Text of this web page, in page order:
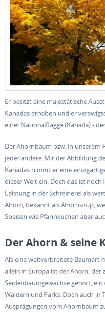
Er besitzt eine majestätische
Kanadas erhoben und er
einer Nationalflagge (Kanada) -
Der Ahornbaum bzw. in unserem
jeder andere. Mit der Abbildung
Kanadas nimmt er eine
dieser Welt ein. Doch das ist
Leistung in der Schreinerei als
Ahorn, bekannt als Ahornsirup,
Speisen wie Pfannkuchen aber
Der Ahorn & seine
Als eine weitverbreitete Baumart
allein in Europa ist der Ahorn, der
Seidenbaumgewächse gehört,
Wäldern und Parks. Doch auch in
Ausprägungen vom Ahornbaum